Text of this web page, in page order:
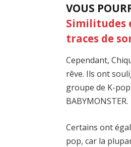
VOUS
Similitudes
traces de
Cependant,
rêve. Ils ont
groupe de K-
BABYMONSTER.
Certains ont
pop, car la